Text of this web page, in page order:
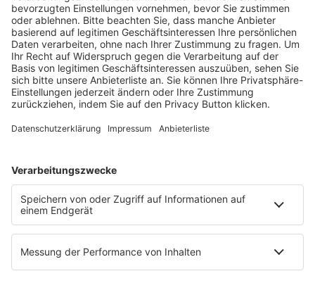
Fachmedien Recht und Wirtschaft
Ein Fachbereich der
dfv Mediengruppe
Mainzer Landstr. 251
60326 Frankfurt am Main
E-Mail:info@ruw.de
Web:https://www.ruw.de
AGB
Datenschutzerklärung
Genderhinweis
Cookie-Einstellungen